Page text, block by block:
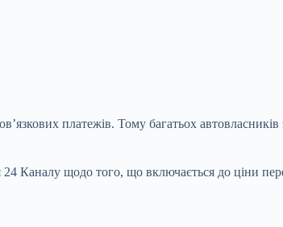
платежів. Тому багатьох
Каналу щодо того, що включається до ціни